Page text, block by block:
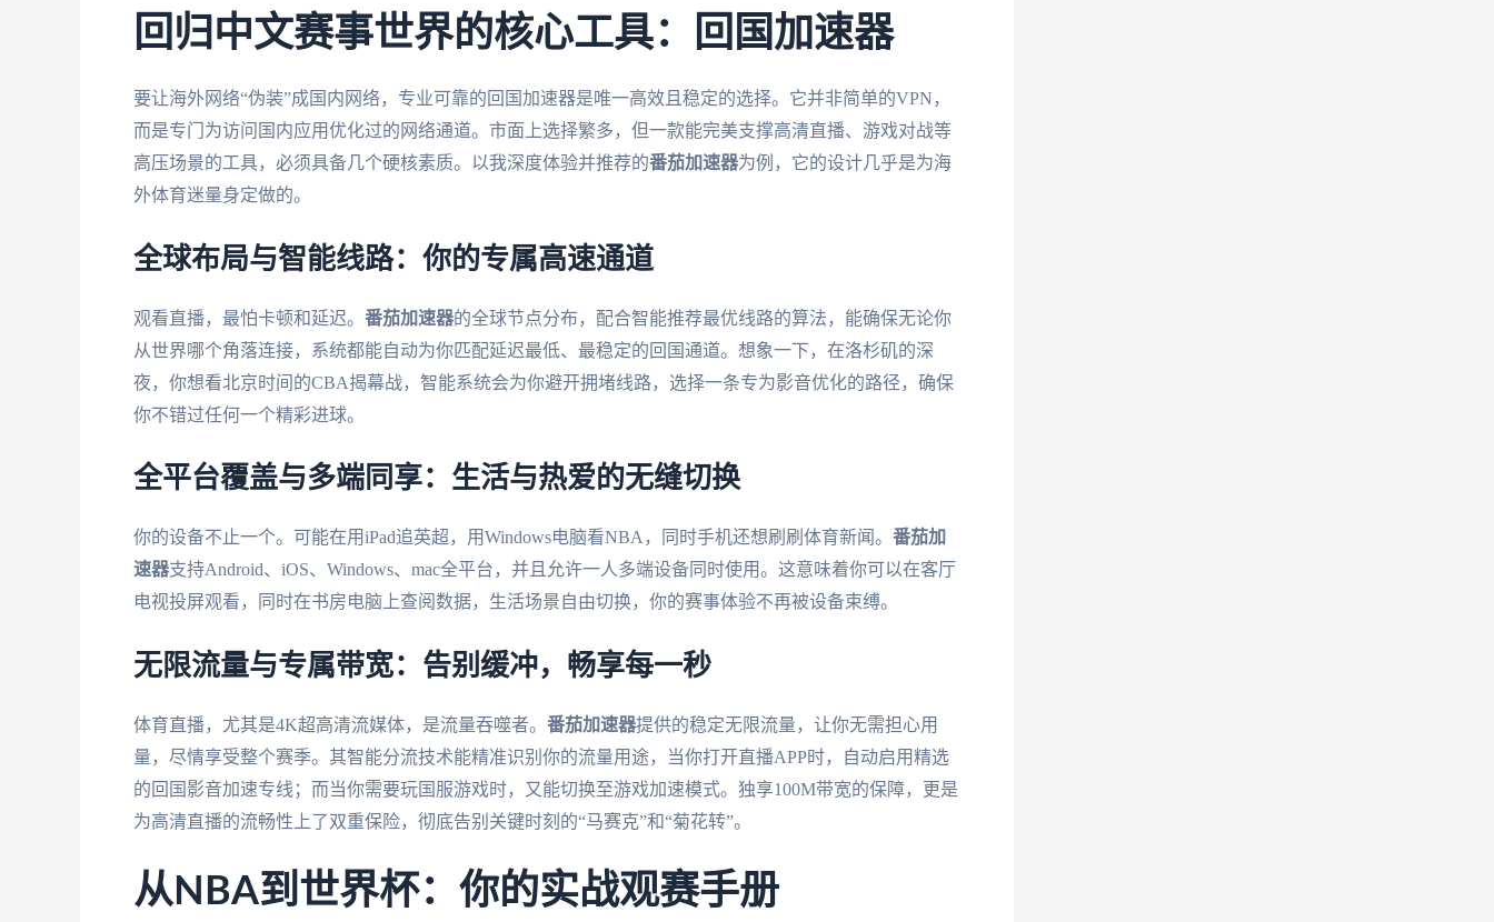
回归中文赛事世界的核心工具：回国加速器
要让海外网络“伪装”成国内网络，专业可靠的回国加速器是唯一高效且稳定的选择。它并非简单的VPN，
而是专门为访问国内应用优化过的网络通道。市面上选择繁多，但一款能完美支撑高清直播、游戏对战等
高压场景的工具，必须具备几个硬核素质。以我深度体验并推荐的番茄加速器为例，它的设计几乎是为海
外体育迷量身定做的。
全球布局与智能线路：你的专属高速通道
观看直播，最怕卡顿和延迟。 番茄加速器的全球节点分布，配合智能推荐最优线路的算法，能确保无论你
从世界哪个角落连接，系统都能自动为你匹配延迟最低、最稳定的回国通道。想象一下，在洛杉矶的深
夜，你想看北京时间的CBA揭幕战，智能系统会为你避开拥堵线路，选择一条专为影音优化的路径，确保
你不错过任何一个精彩进球。
全平台覆盖与多端同享：生活与热爱的无缝切换
你的设备不止一个。可能在用iPad追英超，用Windows电脑看NBA，同时手机还想刷刷体育新闻。 番茄加
速器支持Android、iOS、Windows、mac全平台，并且允许一人多端设备同时使用。这意味着你可以在客厅
电视投屏观看，同时在书房电脑上查阅数据，生活场景自由切换，你的赛事体验不再被设备束缚。
无限流量与专属带宽：告别缓冲，畅享每一秒
体育直播，尤其是4K超高清流媒体，是流量吞噬者。 番茄加速器提供的稳定无限流量，让你无需担心用
量，尽情享受整个赛季。其智能分流技术能精准识别你的流量用途，当你打开直播APP时，自动启用精选
的回国影音加速专线；而当你需要玩国服游戏时，又能切换至游戏加速模式。独享100M带宽的保障，更是
为高清直播的流畅性上了双重保险，彻底告别关键时刻的“马赛克”和“菊花转”。
从NBA到世界杯：你的实战观赛手册